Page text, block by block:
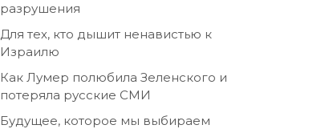
разрушения
Для тех, кто дышит ненавистью к
Израилю
Как Лумер полюбила Зеленского и
потеряла русские СМИ
Будущее, которое мы выбираем